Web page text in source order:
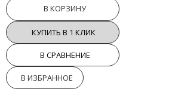
В КОРЗИНУ
КУПИТЬ В 1 КЛИК
В СРАВНЕНИЕ
В ИЗБРАННОЕ